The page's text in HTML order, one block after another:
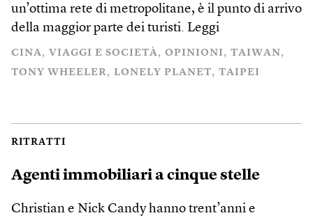
un’ottima rete di metropolitane, è il punto di arrivo
della maggior parte dei turisti. Leggi
CINA VIAGGI E SOCIETÀ OPINIONI
TAIWAN
TONY WHEELER
LONELY PLANET TAIPEI
RITRATTI
Agenti immobiliari a cinque stelle
Christian e Nick Candy hanno trent’anni e